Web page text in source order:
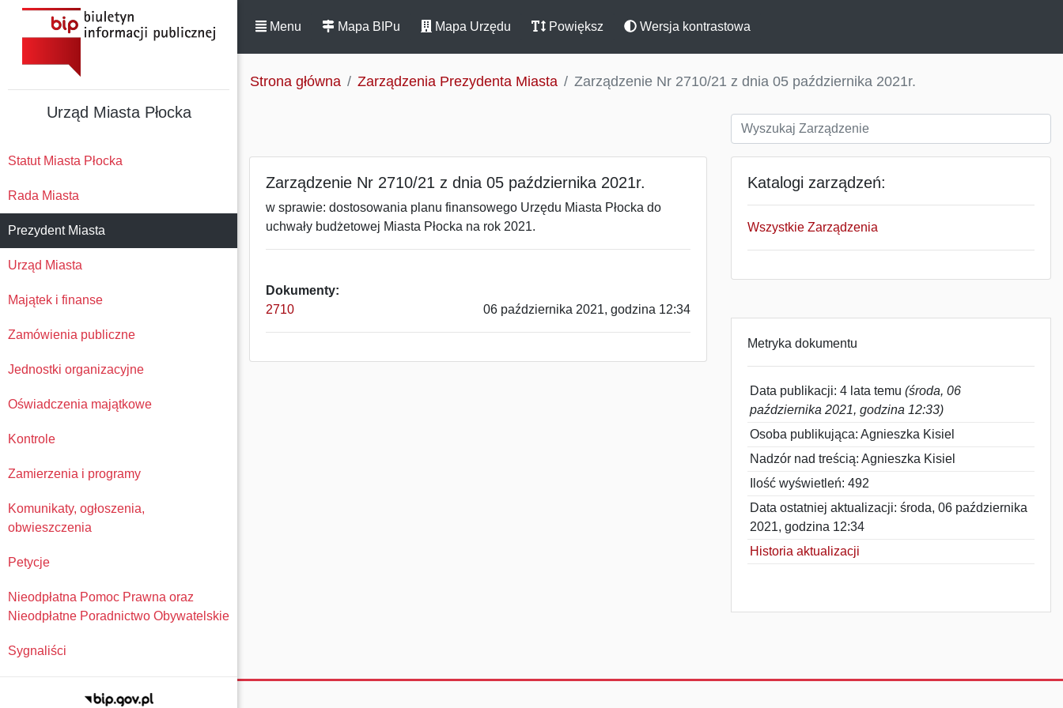
Urząd Miasta Płocka
Statut Miasta Płocka
Rada Miasta
Prezydent Miasta
Urząd Miasta
Majątek i finanse
Zamówienia publiczne
Jednostki organizacyjne
Oświadczenia majątkowe
Kontrole
Zamierzenia i programy
Komunikaty, ogłoszenia,
obwieszczenia
Petycje
Nieodpłatna Pomoc Prawna oraz
Nieodpłatne Poradnictwo Obywatelskie
Sygnaliści
Menu Mapa BIPu Mapa Urzędu Powiększ Wersja kontrastowa
Strona główna Zarządzenia Prezydenta Miasta Zarządzenie Nr 2710/21 z dnia 05 października 2021r.
Zarządzenie Nr 2710/21 z dnia 05 października 2021r.
w sprawie: dostosowania planu finansowego Urzędu Miasta Płocka do
uchwały budżetowej Miasta Płocka na rok 2021.
Dokumenty:
2710
06 października 2021, godzina 12:34
Katalogi zarządzeń:
Wszystkie Zarządzenia
Metryka dokumentu
Data publikacji: 4 lata temu (środa, 06
października 2021, godzina 12:33)
Osoba publikująca: Agnieszka Kisiel
Nadzór nad treścią: Agnieszka Kisiel
Ilość wyświetleń: 492
Data ostatniej aktualizacji: środa, 06 października
2021, godzina 12:34
Historia aktualizacji